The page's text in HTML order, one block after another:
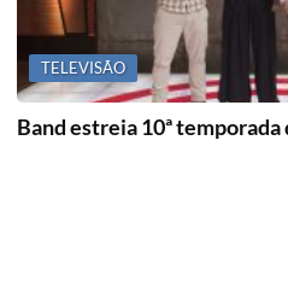
TELEVISÃO
Band estreia 10ª